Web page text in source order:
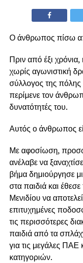
Ο άνθρωπος πίσω
Πριν από έξι
χωρίς αγωνιστική
σύλλογος της πόλης
περίμενε τον
δυνατότητές του.
Αυτός ο άνθρωπος
Με αφοσίωση,
ανέλαβε να
βήμα δημιούργησε
στα παιδιά και
Μενιδίου να
επιτυχημένες
τις περισσότερες
παιδιά από τα
για τις μεγάλες
κατηγοριών.